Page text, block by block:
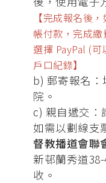
【完成報名後
帳付款，完成繳
選擇 PayPal (
戶口紀錄】
b) 郵寄報名
院。
c) 親自遞交：
如需以劃線支
督教播道會聯
新邨蘭秀道38-
收。